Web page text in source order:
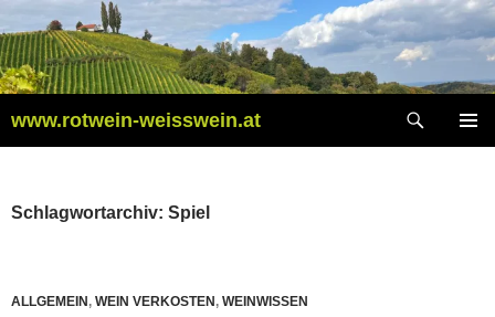
Inhalt
springen
www.rotwein-weisswein.at
Schlagwortarchiv: Spiel
ALLGEMEIN , WEIN VERKOSTEN , WEINWISSEN